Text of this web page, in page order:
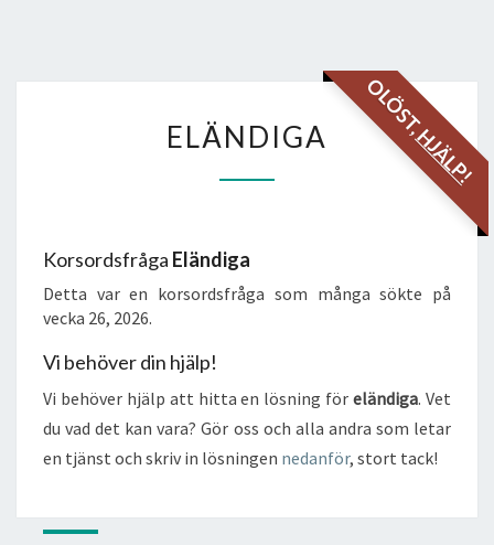
OLÖST,
HJÄLP!
ELÄNDIGA
Korsordsfråga Eländiga
Detta var en korsordsfråga som många sökte på
vecka 26, 2026.
Vi behöver din hjälp!
Vi behöver hjälp att hitta en lösning föreländiga. Vet
du vad det kan vara? Gör oss och alla andra som letar
en tjänst och skriv in lösningen nedanför, stort tack!